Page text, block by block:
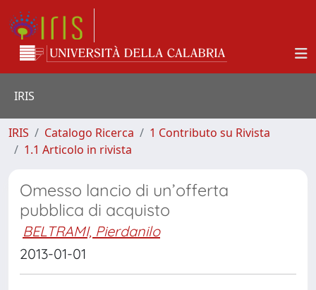
IRIS
IRIS Catalogo Ricerca
1 Contributo su Rivista
1.1 Articolo in rivista
Omesso lancio di un’offerta
pubblica di acquisto
BELTRAMI, Pierdanilo
2013-01-01